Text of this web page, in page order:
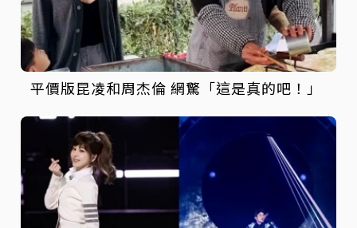
平價版昆凌和周杰倫 網驚「這是真的吧！」